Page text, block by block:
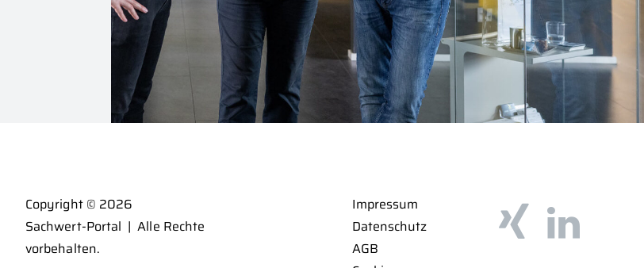
Copyright © 2026
Sachwert-Portal | Alle Rechte
vorbehalten.
Impressum
Datenschutz
AGB